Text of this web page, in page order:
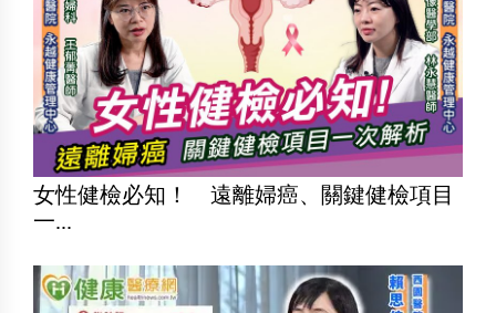
女性健檢必知！ 遠離婦癌、關鍵健檢項目
一...